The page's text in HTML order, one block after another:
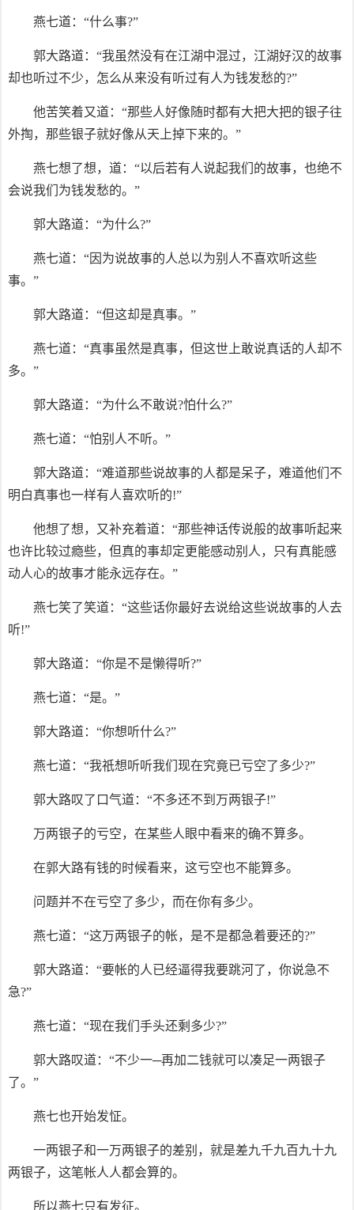
燕七道：“什么事?”
郭大路道：“我虽然没有在江湖中混过，江湖好汉的故事
却也听过不少，怎么从来没有听过有人为钱发愁的?”
他苦笑着又道：“那些人好像随时都有大把大把的银子往
外掏，那些银子就好像从天上掉下来的。”
燕七想了想，道：“以后若有人说起我们的故事，也绝不
会说我们为钱发愁的。”
郭大路道：“为什么?”
燕七道：“因为说故事的人总以为别人不喜欢听这些
事。”
郭大路道：“但这却是真事。”
燕七道：“真事虽然是真事，但这世上敢说真话的人却不
多。”
郭大路道：“为什么不敢说?怕什么?”
燕七道：“怕别人不听。”
郭大路道：“难道那些说故事的人都是呆子，难道他们不
明白真事也一样有人喜欢听的!”
他想了想，又补充着道：“那些神话传说般的故事听起来
也许比较过瘾些，但真的事却定更能感动别人，只有真能感
动人心的故事才能永远存在。”
燕七笑了笑道：“这些话你最好去说给这些说故事的人去
听!”
郭大路道：“你是不是懒得听?”
燕七道：“是。”
郭大路道：“你想听什么?”
燕七道：“我祇想听听我们现在究竟已亏空了多少?”
郭大路叹了口气道：“不多还不到万两银子!”
万两银子的亏空，在某些人眼中看来的确不算多。
在郭大路有钱的时候看来，这亏空也不能算多。
问题并不在亏空了多少，而在你有多少。
燕七道：“这万两银子的帐，是不是都急着要还的?”
郭大路道：“要帐的人已经逼得我要跳河了，你说急不
急?”
燕七道：“现在我们手头还剩多少?”
郭大路叹道：“不少一─再加二钱就可以凑足一两银子
了。”
燕七也开始发怔。
一两银子和一万两银子的差别，就是差九千九百九十九
两银子，这笔帐人人都会算的。
所以燕七只有发征。